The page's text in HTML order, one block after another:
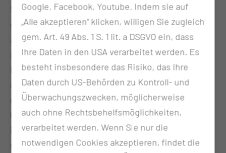
Schnarchens klassifiziert werden. Zum einen würde
diese Prozedur kaum ein Patient tolerieren, zum
anderen könnten wir dies auf Grund der Vielzahl der
schnarchenden Menschen gar nicht leisten. Im
Laufe der letzten 30 Jahre hat sich jedoch eine
alternative Diagnostikmethode entwickelt, mit der
der Schlaf durch Narkosemittel imitiert werden
kann. Dieses Verfahren wird Medikamenten-
induzierte Schlafendoskopie (MISE) genannt und ist
mittlerweile der Standard in der Untersuchung zur
Google, Facebook, Youtube. Indem sie auf
„Alle akzeptieren“ klicken, willigen Sie zugleich
gem. Art. 49 Abs. 1 S. 1 lit. a DSGVO ein, dass
Ihre Daten in den USA verarbeitet werden. Es
besteht insbesondere das Risiko, das Ihre
Daten durch US-Behörden zu Kontroll- und
Überwachungszwecken, möglicherweise
auch ohne Rechtsbehelfsmöglichkeiten,
verarbeitet werden. Wenn Sie nur die
notwendigen Cookies akzeptieren, findet die